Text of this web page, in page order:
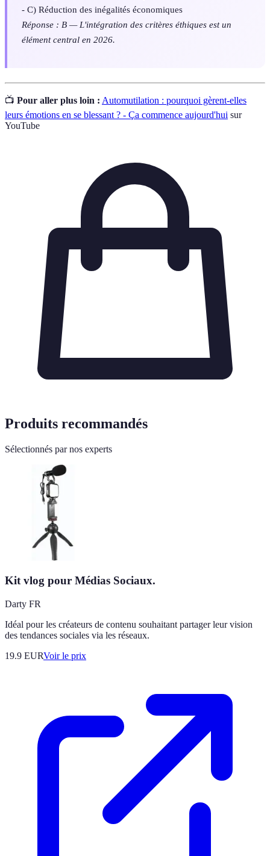
- C) Réduction des inégalités économiques
Réponse : B — L'intégration des critères éthiques est un
élément central en 2026.
📺 Pour aller plus loin : Automutilation : pourquoi gèrent-elles
leurs émotions en se blessant ? - Ça commence aujourd'hui sur
YouTube
Produits recommandés
Sélectionnés par nos experts
Kit vlog pour Médias Sociaux.
Darty FR
Idéal pour les créateurs de contenu souhaitant partager leur vision
des tendances sociales via les réseaux.
19.9 EURVoir le prix